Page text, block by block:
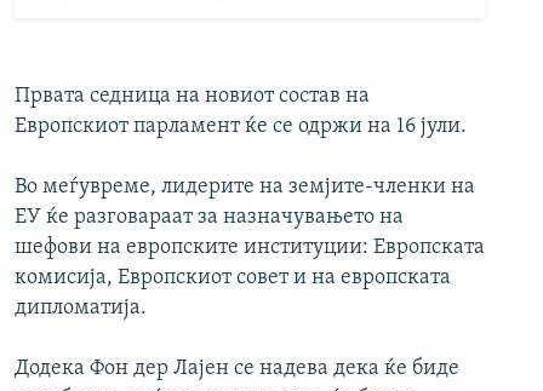
Првата седница на новиот состав на
Европскиот парламент ќе се одржи на 16 јули.
Во меѓувреме, лидерите на земјите-членки на
ЕУ ќе разговараат за назначувањето на
шефови на европските институции: Европската
комисија, Европскиот совет и на европската
дипломатија.
Додека Фон дер Лајен се надева дека ќе биде